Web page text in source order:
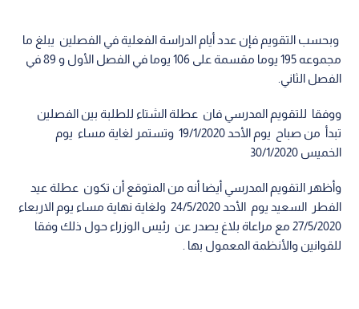
وبحسب التقويم فإن عدد أيام الدراسة الفعلية في الفصلين يبلغ ما
مجموعه 195 يوما مقسمة على 106 يوما في الفصل الأول و 89 في
الفصل الثاني.
ووفقا للتقويم المدرسي فان عطلة الشتاء للطلبة بين الفصلين
تبدأ من صباح يوم الأحد 19/1/2020 وتستمر لغاية مساء يوم
الخميس 30/1/2020
وأظهر التقويم المدرسي أيضا أنه من المتوقع أن تكون عطلة عيد
الفطر السعيد يوم الأحد 24/5/2020 ولغاية نهاية مساء يوم الاربعاء
27/5/2020 مع مراعاة بلاغ يصدر عن رئيس الوزراء حول ذلك وفقا
للقوانين والأنظمة المعمول بها .